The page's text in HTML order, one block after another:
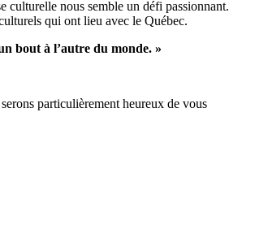
culturelle nous semble un défi passionnant.
qui ont lieu avec le Québec.
bout à l’autre du monde. »
particulièrement heureux de vous